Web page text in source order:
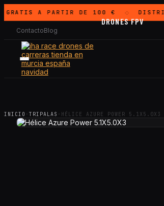
GRATISA PARTIR DE 100 €
ContactoBlog
DRONES FPV
INICIO · TRIPALAS · HÉLICE AZURE POWER 5.1X5.0X3